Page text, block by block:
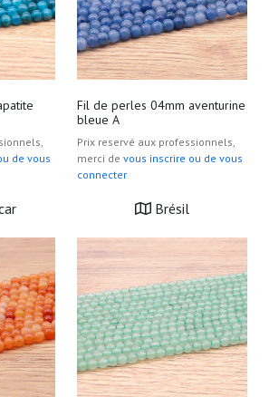
de vous
Fil de perles 04mm aventurine
bleue A
Prix reservé aux professionnels,
merci de vous inscrire ou de vous
connecter
Brésil